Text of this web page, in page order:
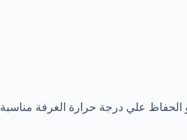
الحفاظ علي درجة حرارة الغرفة مناسبة